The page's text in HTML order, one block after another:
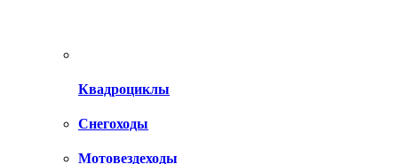
Квадроциклы
Снегоходы
Мотовездеходы